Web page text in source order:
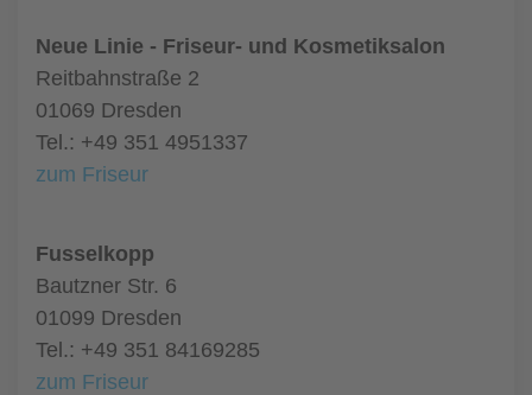
Neue Linie - Friseur- und Kosmetiksalon
Reitbahnstraße 2
01069 Dresden
Tel.: +49 351 4951337
zum Friseur
Fusselkopp
Bautzner Str. 6
01099 Dresden
Tel.: +49 351 84169285
zum Friseur